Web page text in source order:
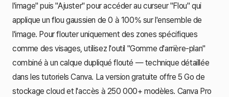
l'image" puis "Ajuster" pour accéder au curseur "Flou" qui
applique un flou gaussien de 0 à 100% sur l'ensemble de
l'image. Pour flouter uniquement des zones spécifiques
comme des visages, utilisez l'outil "Gomme d'arrière-plan"
combiné à un calque dupliqué flouté — technique détaillée
dans les tutoriels Canva. La version gratuite offre 5 Go de
stockage cloud et l'accès à 250 000+ modèles. Canva Pro